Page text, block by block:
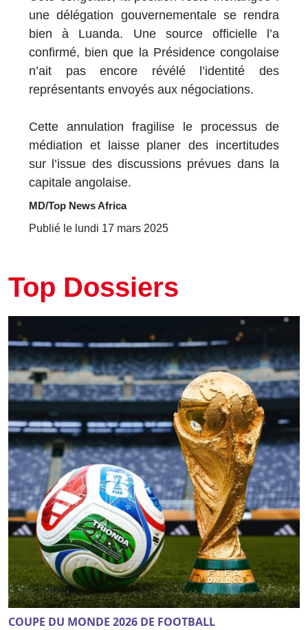
une délégation gouvernementale se rendra
bien à Luanda. Une source officielle l’a
confirmé, bien que la Présidence congolaise
n’ait pas encore révélé l’identité des
représentants envoyés aux négociations.
Cette annulation fragilise le processus de
médiation et laisse planer des incertitudes
sur l’issue des discussions prévues dans la
capitale angolaise.
MD/Top News Africa
Publié le lundi 17 mars 2025
Top Dossiers
COUPE DU MONDE 2026 DE FOOTBALL